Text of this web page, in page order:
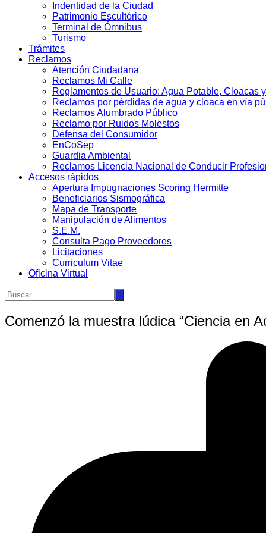
Indentidad de la Ciudad
Patrimonio Escultórico
Terminal de Ómnibus
Turismo
Trámites
Reclamos
Atención Ciudadana
Reclamos Mi Calle
Reglamentos de Usuario: Agua Potable, Cloacas
Reclamos por pérdidas de agua y cloaca en vía
Reclamos Alumbrado Público
Reclamo por Ruidos Molestos
Defensa del Consumidor
EnCoSep
Guardia Ambiental
Reclamos Licencia Nacional de Conducir
Accesos rápidos
Apertura Impugnaciones Scoring Hermitte
Beneficiarios Sismográfica
Mapa de Transporte
Manipulación de Alimentos
S.E.M.
Consulta Pago Proveedores
Licitaciones
Curriculum Vitae
Oficina Virtual
Comenzó la muestra lúdica “Ciencia en